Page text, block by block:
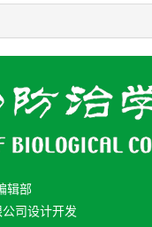
辑部
司设计开发